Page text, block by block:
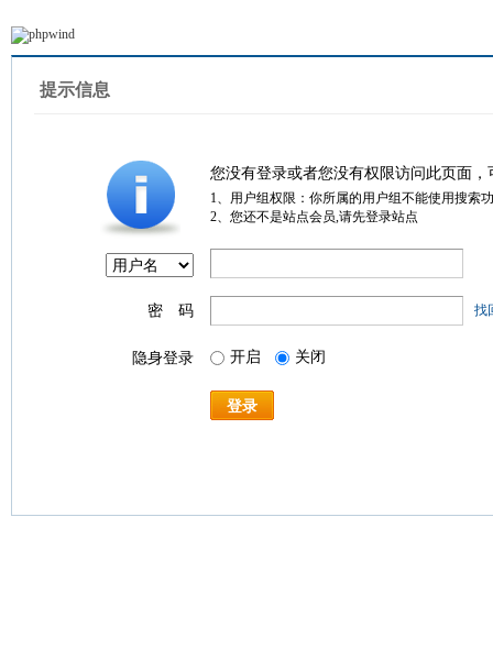
提示信息
您没有登录或者您没有权限访问此页面
1、用户组权限：你所属的用户组不能使用搜索
2、您还不是站点会员,请先登录站点
密 码 找
隐身登录 开启 关闭
登录